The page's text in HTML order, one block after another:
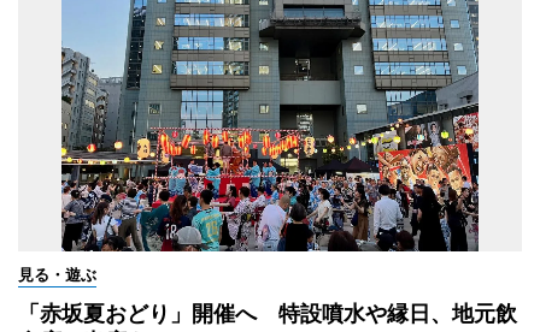
見る・遊ぶ
「赤坂夏おどり」開催へ 特設噴水や縁日、地元飲